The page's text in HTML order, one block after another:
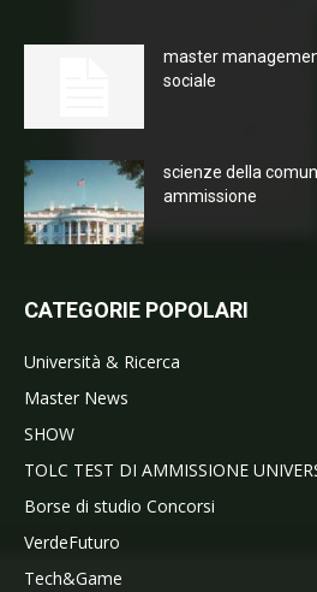
master
sociale
scienze della
ammissione
CATEGORIE POPOLARI
Università & Ricerca
Master News
SHOW
TOLC TEST DI AMMISSIONE
Borse di studio Concorsi
VerdeFuturo
Tech&Game